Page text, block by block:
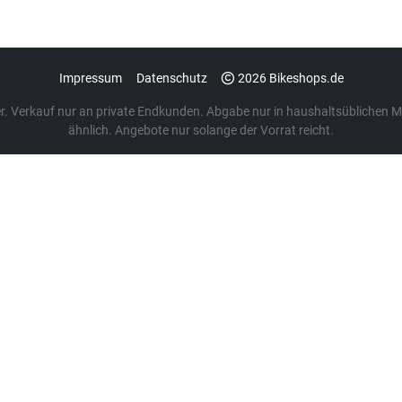
Impressum Datenschutz 2026 Bikeshops.de
Verkauf nur an private Endkunden. Abgabe nur in haushaltsüblichen
ähnlich. Angebote nur solange der Vorrat reicht.